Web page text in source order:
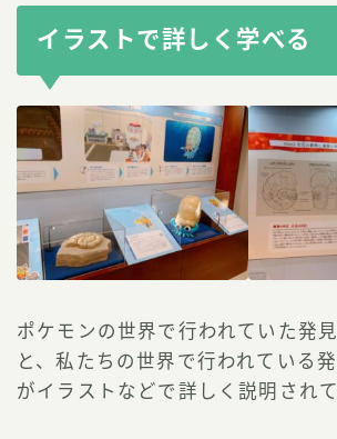
イラストで詳しく学べる
ポケモンの世界で行われていた発
と、私たちの世界で行われている
がイラストなどで詳しく説明されて